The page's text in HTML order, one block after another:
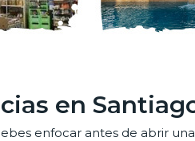
en
enfocar antes de abrir